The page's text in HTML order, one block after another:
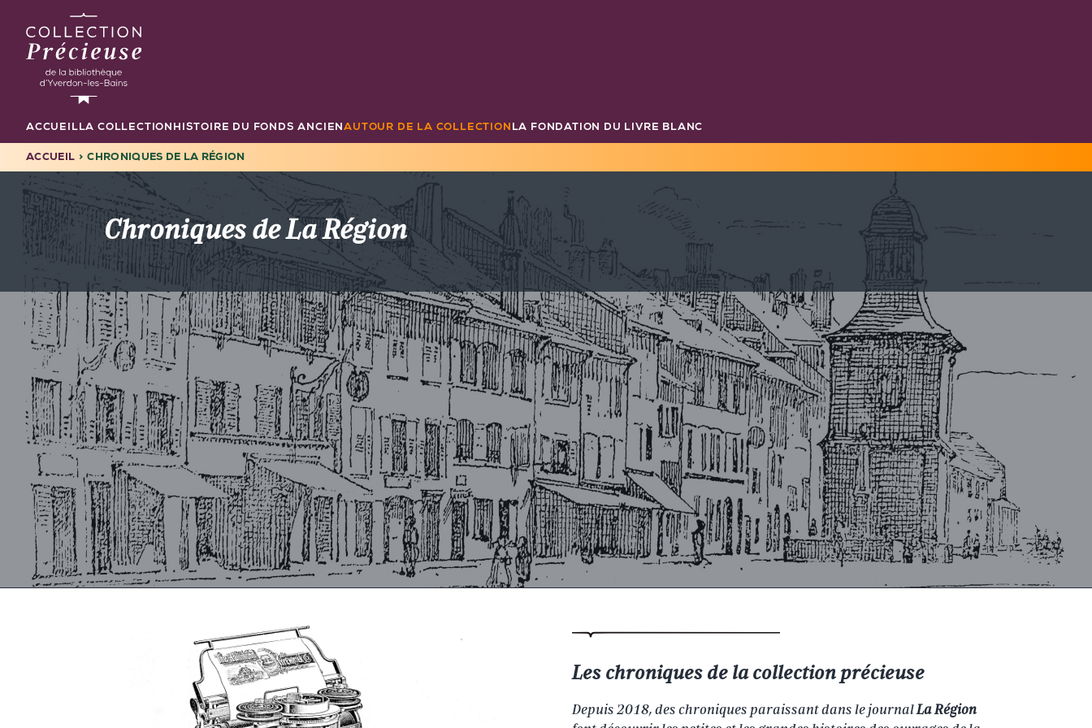
contenu
principal
principale
ACCUEIL LA COLLECTION HISTOIRE DU FONDS ANCIENAUTOUR DE LA COLLECTION LA FONDATION DU LIVRE BLANC
FIL
D'ARIANE
ACCUEIL CHRONIQUES DE LA RÉGION
Chroniques de La Région
Les chroniques de la collection précieuse
Depuis 2018, des chroniques paraissant dans le journalLa Région